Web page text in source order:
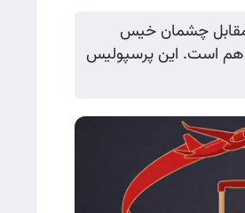
مقابل چشمان خیس
دهم است. این پرسپولیس